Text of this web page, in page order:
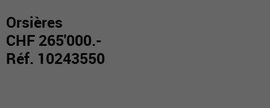
Orsières
CHF 265'000.-
Réf. 10243550